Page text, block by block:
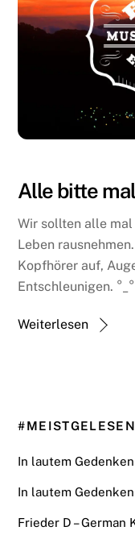
Alle bitte
Wir sollten alle mal
Leben
Kopfhörer auf,
Entschleunigen. °_°
Weiterlesen
#MEISTGELESEN
In lautem
In lautem
Frieder D – German